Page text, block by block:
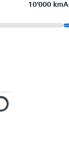
10'000 km